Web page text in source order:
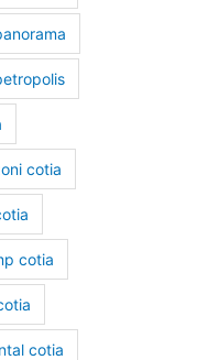
cotia
cotia
cotia